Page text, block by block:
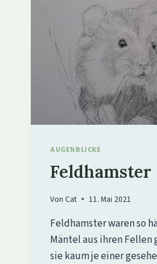
AUGENBLICKE
Feldhamster
Von Cat 11. Mai 2021
Feldhamster waren so
Mäntel aus ihren Fellen
sie kaum je einer